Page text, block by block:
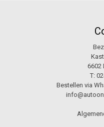
6602
T:
Bestellen via